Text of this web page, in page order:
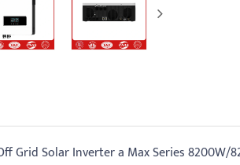
Grid Solar Inverter a Max Series